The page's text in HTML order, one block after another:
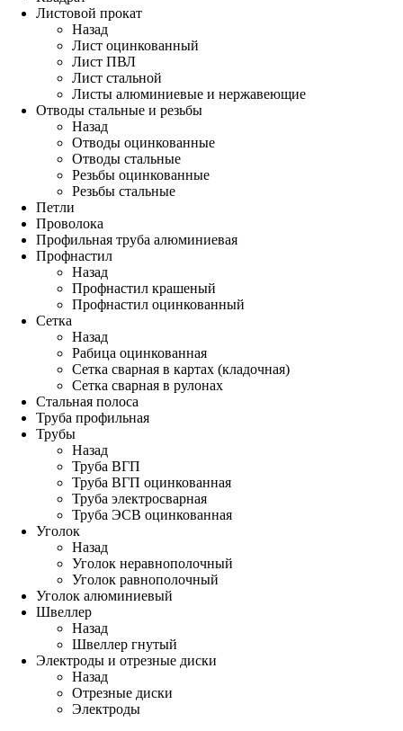
Листовой прокат
Назад
Лист оцинкованный
Лист ПВЛ
Лист стальной
Листы алюминиевые и нержавеющие
Отводы стальные и резьбы
Назад
Отводы оцинкованные
Отводы стальные
Резьбы оцинкованные
Резьбы стальные
Петли
Проволока
Профильная труба алюминиевая
Профнастил
Назад
Профнастил крашеный
Профнастил оцинкованный
Сетка
Назад
Рабица оцинкованная
Сетка сварная в картах (кладочная)
Сетка сварная в рулонах
Стальная полоса
Труба профильная
Трубы
Назад
Труба ВГП
Труба ВГП оцинкованная
Труба электросварная
Труба ЭСВ оцинкованная
Уголок
Назад
Уголок неравнополочный
Уголок равнополочный
Уголок алюминиевый
Швеллер
Назад
Швеллер гнутый
Электроды и отрезные диски
Назад
Отрезные диски
Электроды